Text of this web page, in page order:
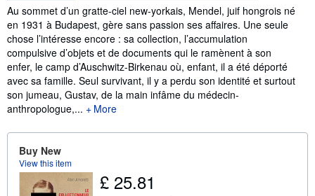
Synopsis
Au sommet d’un gratte-ciel new-yorkais, Mendel, juif hongrois né
en 1931 à Budapest, gère sans passion ses affaires. Une seule
chose l’intéresse encore : sa collection, l’accumulation
compulsive d’objets et de documents qui le ramènent à son
enfer, le camp d’Auschwitz-Birkenau où, enfant, il a été déporté
avec sa famille. Seul survivant, il y a perdu son identité et surtout
son jumeau, Gustav, de la main infâme du médecin-
anthropologue,...
More
Buy New
View this item
£ 25.81